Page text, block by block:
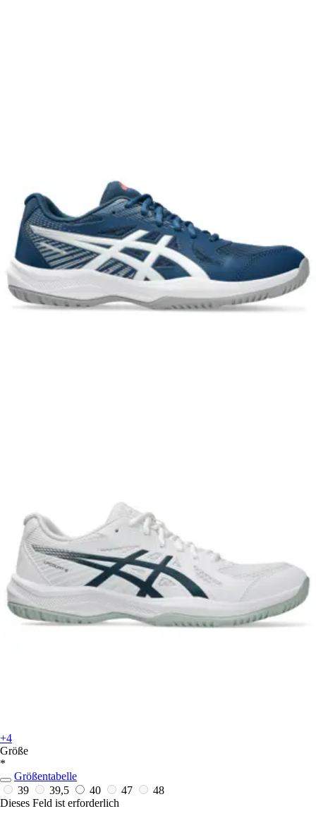
+4
Größe
*
Größentabelle
39
39,5 40 47
48
Dieses Feld ist erforderlich